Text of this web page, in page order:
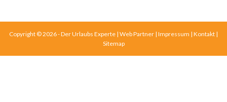
Copyright © 2026 - Der Urlaubs Experte | Web Partner | Impressum | Kontakt |
Sitemap